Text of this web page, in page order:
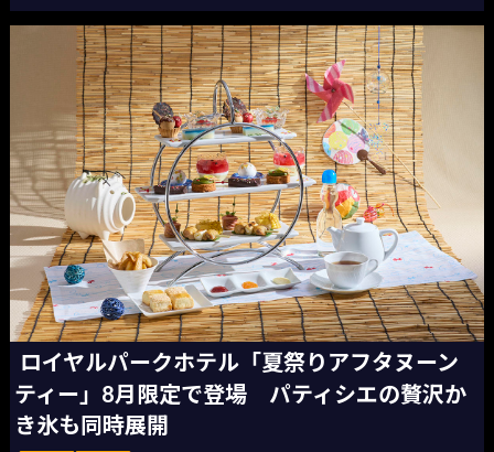
ロイヤルパークホテル「夏祭りアフタヌーン
ティー」8月限定で登場 パティシエの贅沢か
き氷も同時展開